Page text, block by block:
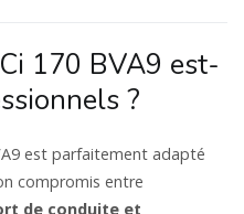
170 BVA9 est-
?
est parfaitement adapté
compromis entre
de conduite et